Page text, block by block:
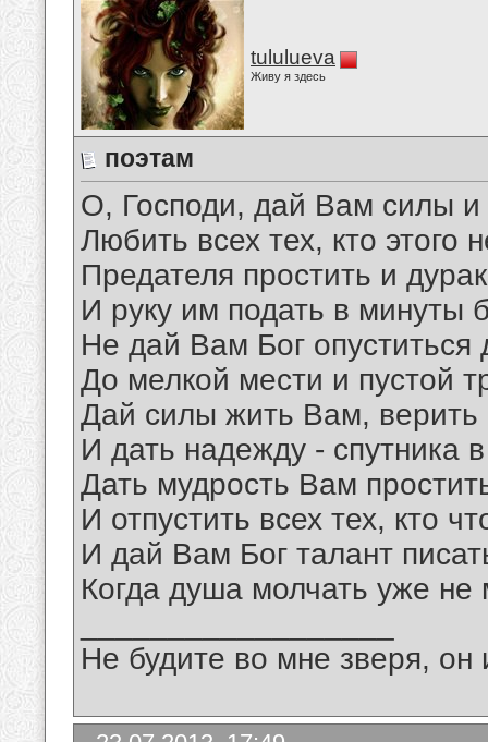
tululueva
Живу я здесь
поэтам
О, Господи, дай Вам силы и
Любить всех тех, кто этого
Предателя простить и
И руку им подать в минуты
Не дай Вам Бог опуститься
До мелкой мести и пустой
Дай силы жить Вам, верить
И дать надежду - спутника
Дать мудрость Вам
И отпустить всех тех, кто
И дай Вам Бог талант
Когда душа молчать уже не
Не будите во мне зверя, он